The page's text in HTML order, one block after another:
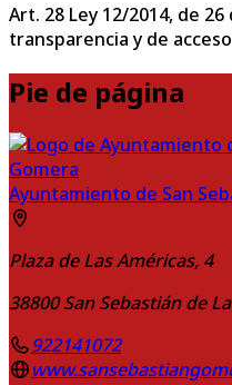
Art. 28 Ley 12/2014, de
transparencia y de
Pie de página
Ayuntamiento de San
Plaza de Las Américas, 4
38800 San Sebastián de
922141072